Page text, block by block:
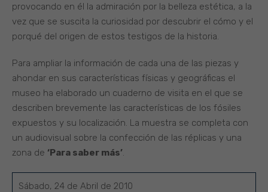
provocando en él la admiración por la belleza estética, a la
vez que se suscita la curiosidad por descubrir el cómo y el
porqué del origen de estos testigos de la historia.
Para ampliar la información de cada una de las piezas y
ahondar en sus características físicas y geográficas el
museo ha elaborado un cuaderno de visita en el que se
describen brevemente las características de los fósiles
expuestos y su localización. La muestra se completa con
un audiovisual sobre la confección de las réplicas y una
zona de ‘Para saber más’.
Sábado, 24 de Abril de 2010